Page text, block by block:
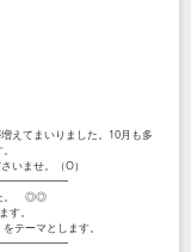
えてまいりました。 10月も多
いませ。（O）
た。 ◎◎
す。
ーマとします。